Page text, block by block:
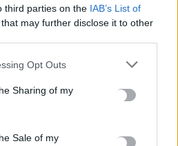
third parties on the IAB’s List of
that may further disclose it to other
Opt Outs
Sharing of my
Sale of my